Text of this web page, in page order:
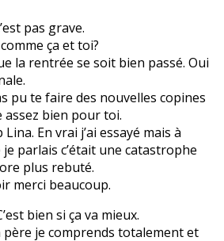
pas grave.
ça et toi?
la rentrée se soit bien passé. Oui
pu te faire des nouvelles copines
assez bien pour toi.
En vrai j’ai essayé mais à
parlais c’était une catastrophe
plus rebuté.
merci beaucoup.
bien si ça va mieux.
je comprends totalement et